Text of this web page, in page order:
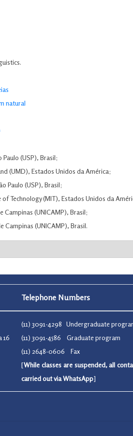
natural
(USP), Brasil;
(UMD), Estados Unidos da América;
Paulo (USP), Brasil;
Technology (MIT), Estados Unidos da
(UNICAMP), Brasil;
Campinas (UNICAMP), Brasil.
Telephone Numbers
16
(11) 3091-4298 Undergraduate
(11) 3091-4586 Graduate program
(11) 2648-0606 Fax
[While classes are suspended, all
carried out via WhatsApp]